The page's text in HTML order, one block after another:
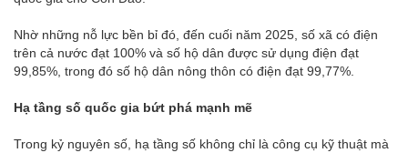
Nhờ những nỗ lực bền bỉ đó, đến cuối năm 2025, số xã có điện
trên cả nước đạt 100% và số hộ dân được sử dụng điện đạt
99,85%, trong đó số hộ dân nông thôn có điện đạt 99,77%.
Hạ tầng số quốc gia bứt phá mạnh mẽ
Trong kỷ nguyên số, hạ tầng số không chỉ là công cụ kỹ thuật mà